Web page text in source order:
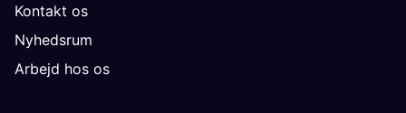
Kontakt os
Nyhedsrum
Arbejd hos os